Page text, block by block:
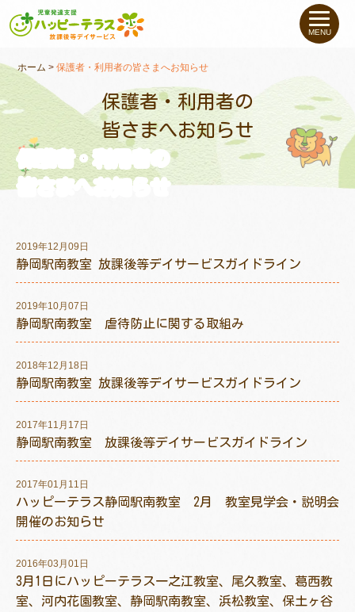
私たちについて
未就学のお子さま（０〜６才）
小学生〜高校生の お子さま
支援事例
教室一覧
ご利用について
MENU
ホーム >保護者・利用者の皆さまへお知らせ
保護者・利用者の
皆さまへお知らせ
保護者・利用者の
皆さまへお知らせ
2019年12月09日
静岡駅南教室 放課後等デイサービスガイドライン
2019年10月07日
静岡駅南教室 虐待防止に関する取組み
2018年12月18日
静岡駅南教室 放課後等デイサービスガイドライン
2017年11月17日
静岡駅南教室 放課後等デイサービスガイドライン
2017年01月11日
ハッピーテラス静岡駅南教室 2月 教室見学会・説明会
開催のお知らせ
2016年03月01日
3月1日にハッピーテラス一之江教室、尾久教室、葛西教
室、河内花園教室、静岡駅南教室、浜松教室、保土ヶ谷